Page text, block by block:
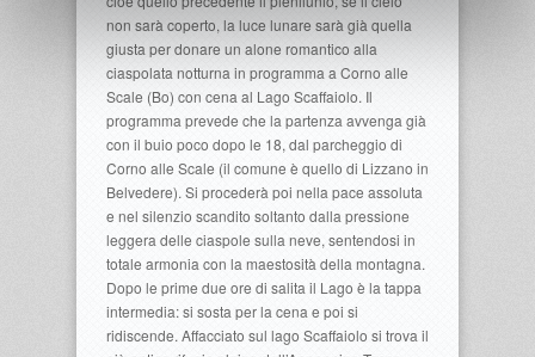
non sarà coperto, la luce lunare sarà già quella
giusta per donare un alone romantico alla
ciaspolata notturna in programma a Corno alle
Scale (Bo) con cena al Lago Scaffaiolo. Il
programma prevede che la partenza avvenga già
con il buio poco dopo le 18, dal parcheggio di
Corno alle Scale (il comune è quello di Lizzano in
Belvedere). Si procederà poi nella pace assoluta
e nel silenzio scandito soltanto dalla pressione
leggera delle ciaspole sulla neve, sentendosi in
totale armonia con la maestosità della montagna.
Dopo le prime due ore di salita il Lago è la tappa
intermedia: si sosta per la cena e poi si
ridiscende. Affacciato sul lago Scaffaiolo si trova il